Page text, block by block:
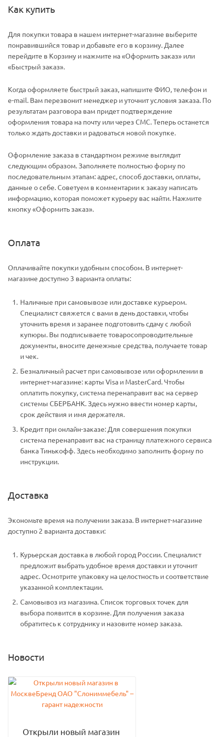
Как купить
Для покупки товара в нашем интернет-магазине выберите
понравившийся товар и добавьте его в корзину. Далее
перейдите в Корзину и нажмите на «Оформить заказ» или
«Быстрый заказ».
Когда оформляете быстрый заказ, напишите ФИО, телефон и
e-mail. Вам перезвонит менеджер и уточнит условия заказа. По
результатам разговора вам придет подтверждение
оформления товара на почту или через СМС. Теперь останется
только ждать доставки и радоваться новой покупке.
Оформление заказа в стандартном режиме выглядит
следующим образом. Заполняете полностью форму по
последовательным этапам: адрес, способ доставки, оплаты,
данные о себе. Советуем в комментарии к заказу написать
информацию, которая поможет курьеру вас найти. Нажмите
кнопку «Оформить заказ».
Оплата
Оплачивайте покупки удобным способом. В интернет-
магазине доступно 3 варианта оплаты:
Наличные при самовывозе или доставке курьером.
Специалист свяжется с вами в день доставки, чтобы
уточнить время и заранее подготовить сдачу с любой
купюры. Вы подписываете товаросопроводительные
документы, вносите денежные средства, получаете товар
и чек.
Безналичный расчет при самовывозе или оформлении в
интернет-магазине: карты Visa и MasterCard. Чтобы
оплатить покупку, система перенаправит вас на сервер
системы СБЕРБАНК. Здесь нужно ввести номер карты,
срок действия и имя держателя.
Кредит при онлайн-заказе: Для совершения покупки
система перенаправит вас на страницу платежного сервиса
банка Тинькофф. Здесь необходимо заполнить форму по
инструкции.
Доставка
Экономьте время на получении заказа. В интернет-магазине
доступно 2 варианта доставки:
Курьерская доставка в любой город России. Специалист
предложит выбрать удобное время доставки и уточнит
адрес. Осмотрите упаковку на целостность и соответствие
указанной комплектации.
Самовывоз из магазина. Список торговых точек для
выбора появится в корзине. Для получения заказа
обратитесь к сотруднику и назовите номер заказа.
Новости
Открыли новый магазин